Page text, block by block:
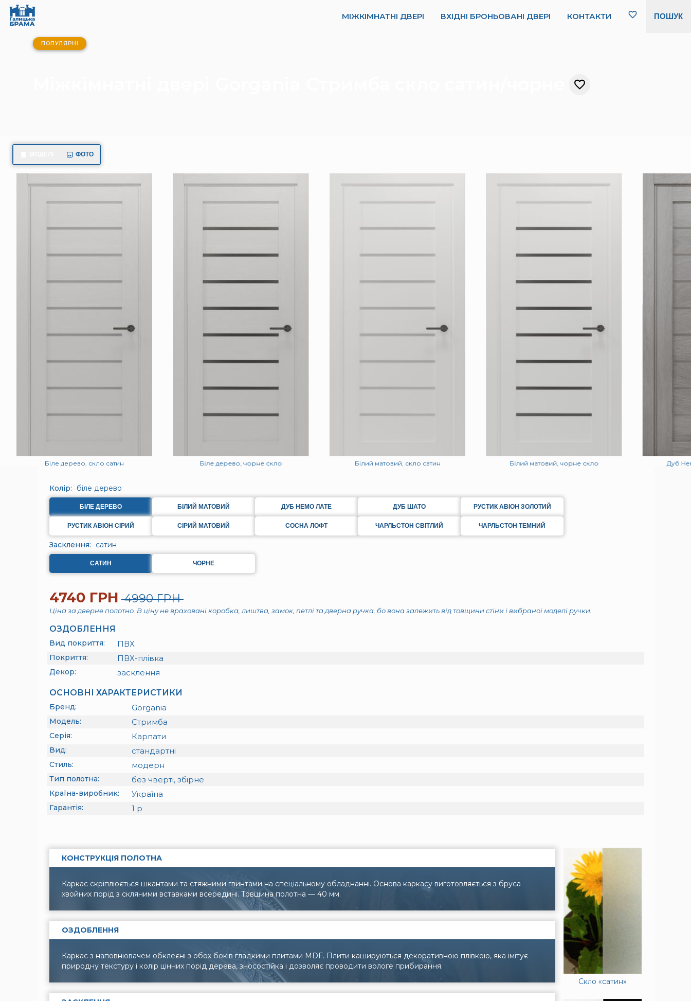
МІЖКІМНАТНІ ДВЕРІ ВХІДНІ БРОНЬОВАНІ ДВЕРІ КОНТАКТИ ПОШУК
ПОПУЛЯРНІ
ФОТО
Біле дерево, скло сатин Біле дерево, чорне скло Білий матовий, скло сатин Білий матовий, чорне скло Дуб
Колір: біле дерево
БІЛЕ ДЕРЕВО БІЛИЙ МАТОВИЙ ДУБ НЕМО ЛАТЕ ДУБ ШАТО РУСТИК АВІОН ЗОЛОТИЙ
РУСТИК АВІОН СІРИЙ СІРИЙ МАТОВИЙ СОСНА ЛОФТ ЧАРЛЬСТОН СВІТЛИЙ ЧАРЛЬСТОН ТЕМНИЙ
Засклення: сатин
САТИН ЧОРНЕ
4740 ГРН 4990 ГРН
Ціна за дверне полотно. В ціну не враховані коробка, лиштва, замок, петлі та дверна ручка, бо вона залежить від товщини стіни і вибраної моделі ручки.
ОЗДОБЛЕННЯ
Вид покриття: ПВХ
Покриття: ПВХ-плівка
Декор: засклення
ОСНОВНІ ХАРАКТЕРИСТИКИ
Бренд: Gorgania
Модель: Стримба
Серія: Карпати
Вид: стандартні
Стиль: модерн
Тип полотна: без чверті, збірне
Країна-виробник: Україна
Гарантія: 1 р
КОНСТРУКЦІЯ ПОЛОТНА
Каркас скріплюється шкантами та стяжними гвинтами на спеціальному обладнанні. Основа каркасу виготовляється з бруса
хвойних порід з скляними вставками всередині. Товщина полотна — 40 мм.
ОЗДОБЛЕННЯ
Каркас з наповнювачем обклеєні з обох боків гладкими плитами MDF. Плити кашируються декоративною плівкою, яка імітує
природну текстуру і колір цінних порід дерева, зносостійка і дозволяє проводити вологе прибирання.
Скло «сатин»